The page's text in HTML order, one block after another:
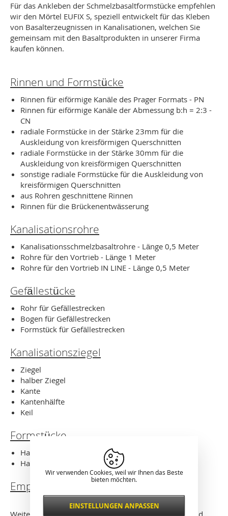
Für das Ankleben der Schmelzbasaltformstücke empfehlen
wir den Mörtel EUFIX S, speziell entwickelt für das Kleben
von Basalterzeugnissen in Kanalisationen, welchen Sie
gemeinsam mit den Basaltprodukten in unserer Firma
kaufen können.
Rinnen und Formstücke
Rinnen für eiförmige Kanäle des Prager Formats - PN
Rinnen für eiförmige Kanäle der Abmessung b:h = 2:3 -
CN
radiale Formstücke in der Stärke 23mm für die
Auskleidung von kreisförmigen Querschnitten
radiale Formstücke in der Stärke 30mm für die
Auskleidung von kreisförmigen Querschnitten
sonstige radiale Formstücke für die Auskleidung von
kreisförmigen Querschnitten
aus Rohren geschnittene Rinnen
Rinnen für die Brückenentwässerung
Kanalisationsrohre
Kanalisationsschmelzbasaltrohre - Länge 0,5 Meter
Rohre für den Vortrieb - Länge 1 Meter
Rohre für den Vortrieb IN LINE - Länge 0,5 Meter
Gefällestücke
Rohr für Gefällestrecken
Bogen für Gefällestrecken
Formstück für Gefällestrecken
Kanalisationsziegel
Ziegel
halber Ziegel
Kante
Kantenhälfte
Keil
Formstücke
Hausanschluss DN200 R1100
Hausanschluss DN R400
Empfohlener Mörtel
Weitere Informationen über geschmolzenen Basalt und
Wir verwenden Cookies, weil wir Ihnen das Beste
bieten möchten.
Notwendig
EINSTELLUNGEN ANPASSEN